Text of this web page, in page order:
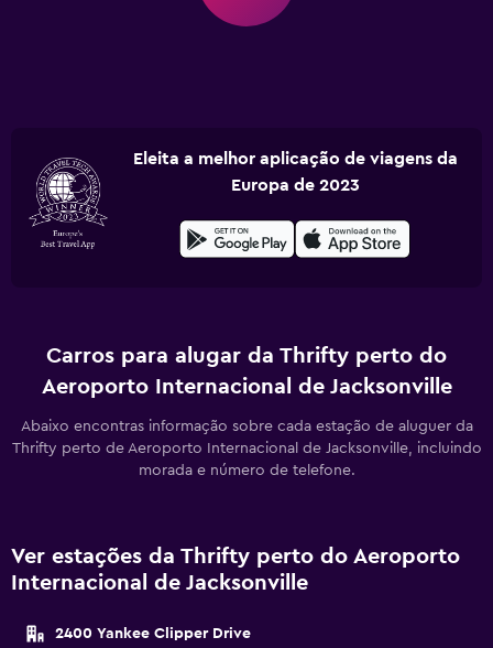
Eleita a melhor aplicação de viagens da
Europa de 2023
Carros para alugar da Thrifty perto do
Aeroporto Internacional de Jacksonville
Abaixo encontras informação sobre cada estação de aluguer da
Thrifty perto de Aeroporto Internacional de Jacksonville, incluindo
morada e número de telefone.
Ver estações da Thrifty perto do Aeroporto
Internacional de Jacksonville
2400 Yankee Clipper Drive